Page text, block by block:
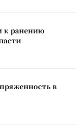
к ранению
в